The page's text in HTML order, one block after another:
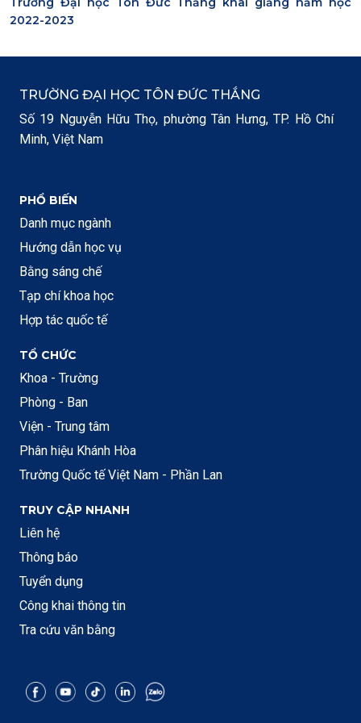
2022-2023
TRƯỜNG ĐẠI HỌC TÔN ĐỨC THẮNG
Số 19 Nguyễn Hữu Thọ, phường Tân Hưng, TP. Hồ Chí
Minh, Việt Nam
PHỔ BIẾN
Danh mục ngành
Hướng dẫn học vụ
Bằng sáng chế
Tạp chí khoa học
Hợp tác quốc tế
TỔ CHỨC
Khoa - Trường
Phòng - Ban
Viện - Trung tâm
Phân hiệu Khánh Hòa
Trường Quốc tế Việt Nam - Phần Lan
TRUY CẬP NHANH
Liên hệ
Thông báo
Tuyển dụng
Công khai thông tin
Tra cứu văn bằng